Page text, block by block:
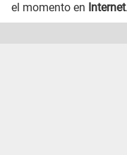
el momento en Internet.